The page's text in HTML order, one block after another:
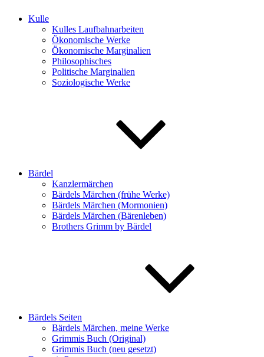
Kulle
Kulles Laufbahnarbeiten
Ökonomische Werke
Ökonomische Marginalien
Philosophisches
Politische Marginalien
Soziologische Werke
Bärdel
Kanzlermärchen
Bärdels Märchen (frühe Werke)
Bärdels Märchen (Mormonien)
Bärdels Märchen (Bärenleben)
Brothers Grimm by Bärdel
Bärdels Seiten
Bärdels Märchen, meine Werke
Grimmis Buch (Original)
Grimmis Buch (neu gesetzt)